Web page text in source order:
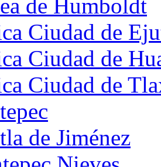
de Humboldt
Ciudad de
Ciudad de
Ciudad de
de Jiménez